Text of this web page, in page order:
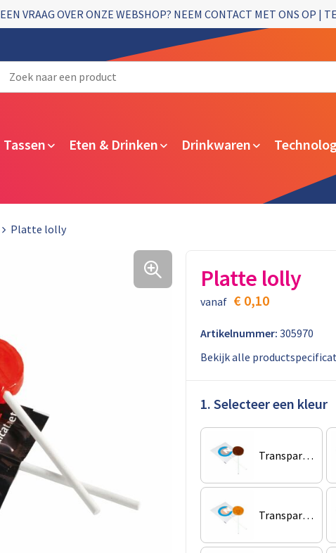
EEN VRAAG OVER ONZE WEBSHOP? NEEM CONTACT MET ONS OP |
Tassen Eten & Drinken Drinkwaren
Platte lolly
Platte lolly
vanaf € 0,10
Artikelnummer: 305970
Bekijk alle
1. Selecteer een kleur
Transparant/Bruin
Transparant/Oranje